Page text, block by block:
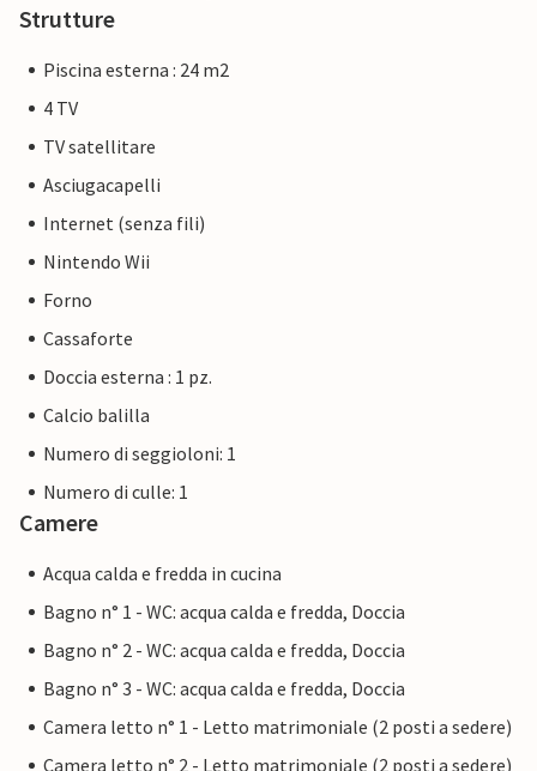
Strutture
Piscina esterna : 24 m2
4 TV
TV satellitare
Asciugacapelli
Internet (senza fili)
Nintendo Wii
Forno
Cassaforte
Doccia esterna : 1 pz.
Calcio balilla
Numero di seggioloni: 1
Numero di culle: 1
Camere
Acqua calda e fredda in cucina
Bagno n° 1 - WC: acqua calda e fredda, Doccia
Bagno n° 2 - WC: acqua calda e fredda, Doccia
Bagno n° 3 - WC: acqua calda e fredda, Doccia
Camera letto n° 1 - Letto matrimoniale (2 posti a sedere)
Camera letto n° 2 - Letto matrimoniale (2 posti a sedere)